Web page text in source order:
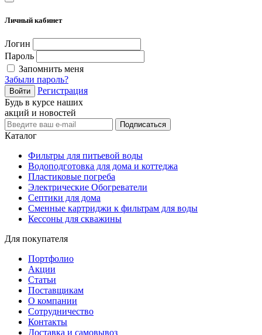
Личный кабинет
Логин
Пароль
Запомнить меня
Забыли пароль?
Войти
Регистрация
Будь в курсе наших
акций и новостей
Подписаться
Каталог
Фильтры для питьевой воды
Водоподготовка для дома и коттеджа
Пластиковые погреба
Электрические Обогреватели
Септики для дома
Сменные картриджи к фильтрам для воды
Кессоны для скважины
Для покупателя
Портфолио
Акции
Статьи
Поставщикам
О компании
Сотрудничество
Контакты
Доставка и самовывоз